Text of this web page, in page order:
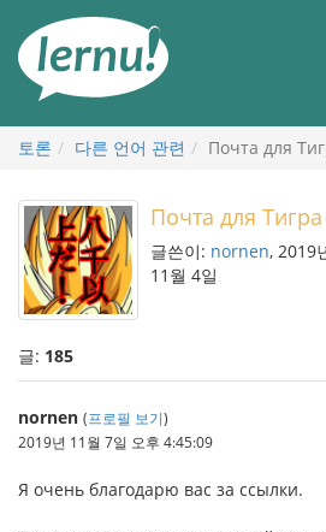
토론 다른 언어 관련 Почта для
Почта для Тигра
글쓴이: nornen, 2019
11월 4일
글: 185
nornen (프로필 보기)
2019년 11월 7일 오후 4:45:09
Я очень благодарю вас за ссылки.